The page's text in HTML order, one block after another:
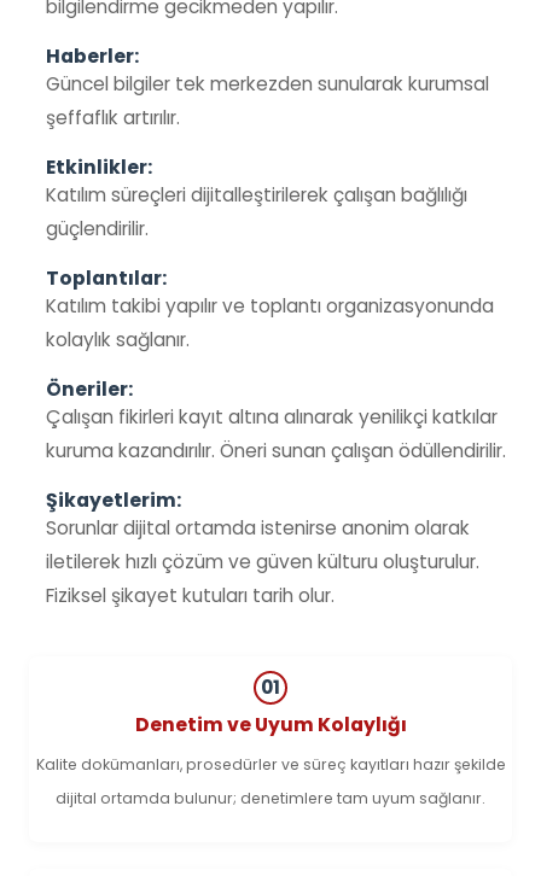
bilgilendirme gecikmeden yapılır.
Haberler:
Güncel bilgiler tek merkezden sunularak kurumsal
şeffaflık artırılır.
Etkinlikler:
Katılım süreçleri dijitalleştirilerek çalışan bağlılığı
güçlendirilir.
Toplantılar:
Katılım takibi yapılır ve toplantı organizasyonunda
kolaylık sağlanır.
Öneriler:
Çalışan fikirleri kayıt altına alınarak yenilikçi katkılar
kuruma kazandırılır. Öneri sunan çalışan ödüllendirilir.
Şikayetlerim:
Sorunlar dijital ortamda istenirse anonim olarak
iletilerek hızlı çözüm ve güven külturu oluşturulur.
Fiziksel şikayet kutuları tarih olur.
01
Denetim ve Uyum Kolaylığı
Kalite dokümanları, prosedürler ve süreç kayıtları hazır şekilde
dijital ortamda bulunur; denetimlere tam uyum sağlanır.